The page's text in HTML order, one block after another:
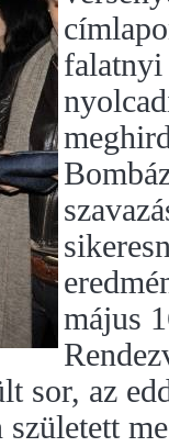
május
sor, az
született